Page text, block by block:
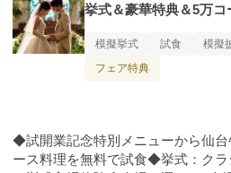
挙式＆豪華特典＆5万コ
模擬挙式 試食 模擬
フェア特典
◆試開業記念特別メニューから仙台
ース料理を無料で試食◆挙式：ク